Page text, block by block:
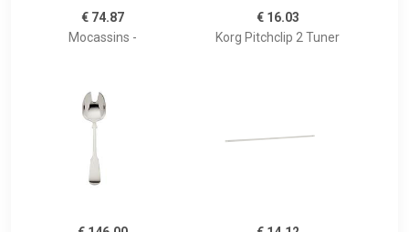
€ 74.87
Mocassins -
€ 16.03
Korg Pitchclip 2 Tuner